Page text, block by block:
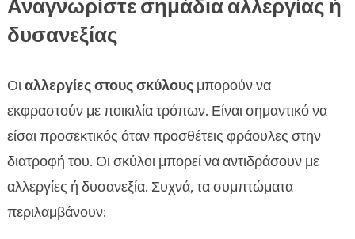
Αναγνωρίστε σημάδια αλλεργίας ή
δυσανεξίας
Οιαλλεργίες στους σκύλουςμπορούν να
εκφραστούν με ποικιλία τρόπων. Είναι σημαντικό να
είσαι προσεκτικός όταν προσθέτεις φράουλες στην
διατροφή του. Οι σκύλοι μπορεί να αντιδράσουν με
αλλεργίες ή δυσανεξία. Συχνά, τα συμπτώματα
περιλαμβάνουν: